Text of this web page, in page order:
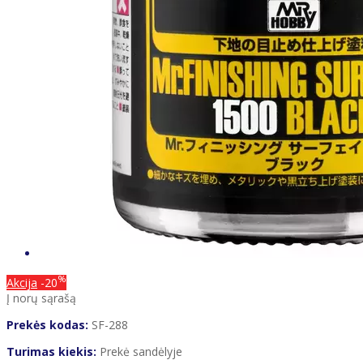
Akcija -20%
Į norų sąrašą
Prekės kodas: SF-288
Turimas kiekis: Prekė sandėlyje